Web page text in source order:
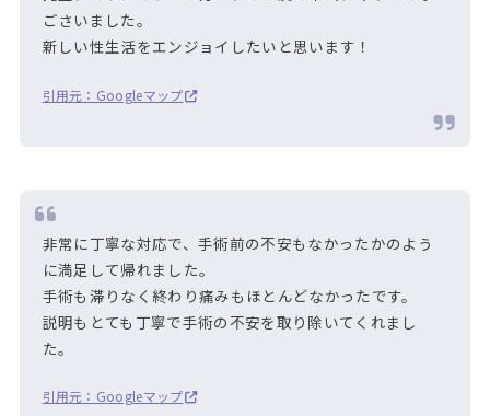
ごさいました。
新しい性生活をエンジョイしたいと思います！
引用元：Googleマップ
非常に丁寧な対応で、手術前の不安もなかったかのよう
に満足して帰れました。
手術も滞りなく終わり痛みもほとんどなかったです。
説明もとても丁寧で手術の不安を取り除いてくれまし
た。
引用元：Googleマップ